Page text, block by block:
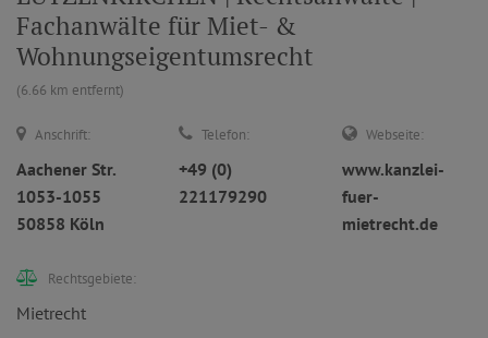
Fachanwälte für Miet- &
Wohnungseigentumsrecht
(6.66 km entfernt)
Anschrift:
Aachener Str.
1053-1055
50858 Köln
Telefon:
+49 (0)
221179290
Webseite:
www.kanzlei-
fuer-
mietrecht.de
Rechtsgebiete:
Mietrecht